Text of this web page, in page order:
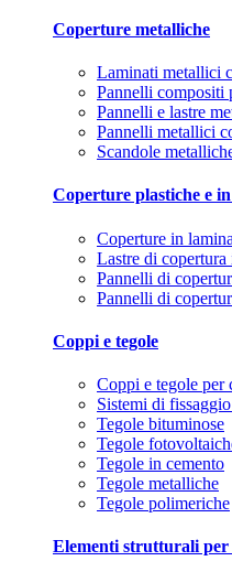
Coperture metalliche
Laminati metallici
Pannelli compositi
Pannelli e lastre
Pannelli metallici
Scandole
Coperture plastiche e
Coperture in
Lastre di
Pannelli di
Pannelli di
Coppi e tegole
Coppi e tegole per
Sistemi di
Tegole bituminose
Tegole
Tegole in cemento
Tegole metalliche
Tegole polimeriche
Elementi strutturali per